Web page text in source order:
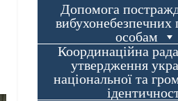
Допомога
вибухонебезпечних
особам
Координаційна
утвердження
національної та